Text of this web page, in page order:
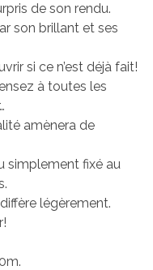
de son rendu.
son brillant et ses
si ce n’est déjà fait!
à toutes les
amènera de
simplement fixé au
légèrement.